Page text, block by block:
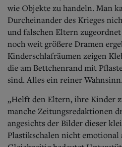
wie Objekte zu handeln. Man
Durcheinander des Krieges
und falschen Eltern
noch weit größere Dramen
Kinderschlafräumen zeigen
die am Bettchenrand mit
sind. Alles ein reiner Wahnsinn.
„Helft den Eltern, ihre Kinder
manche Zeitungsredaktionen
angesichts der Bilder dieser
Plastikschalen nicht